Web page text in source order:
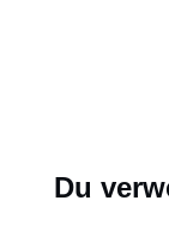
Du